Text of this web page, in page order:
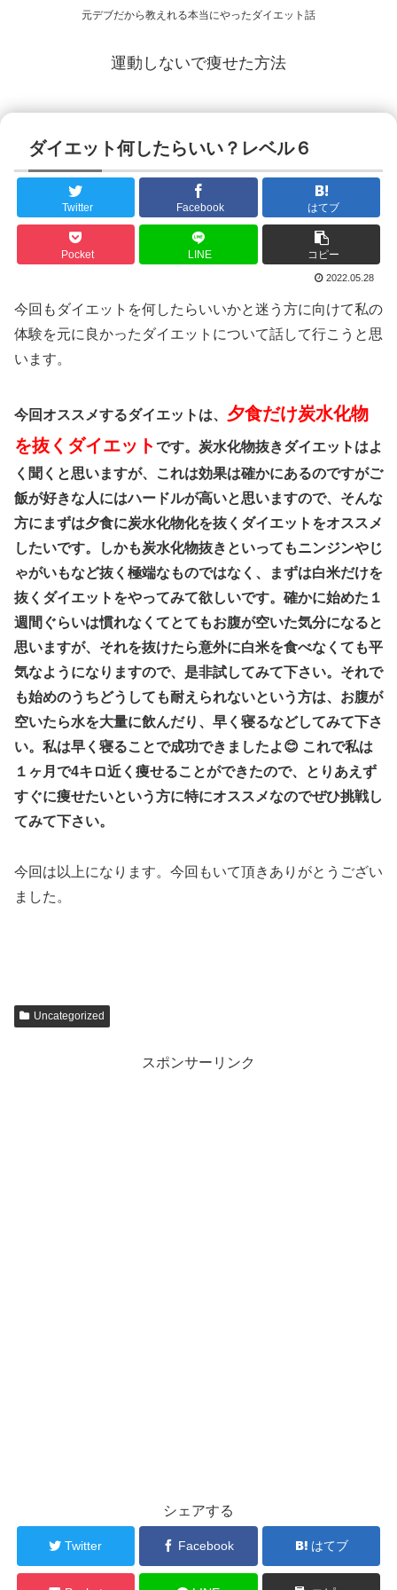
元デブだから教えれる本当にやったダイエット話
運動しないで痩せた方法
ダイエット何したらいい？レベル６
Twitter Facebook はてブ
Pocket LINE コピー
2022.05.28
今回もダイエットを何したらいいかと迷う方に向けて私の
体験を元に良かったダイエットについて話して行こうと思
います。
今回オススメするダイエットは、 夕食だけ炭水化物
を抜くダイエットです。炭水化物抜きダイエットはよ
く聞くと思いますが、これは効果は確かにあるのですがご
飯が好きな人にはハードルが高いと思いますので、そんな
方にまずは夕食に炭水化物化を抜くダイエットをオススメ
したいです。しかも炭水化物抜きといってもニンジンやじ
ゃがいもなど抜く極端なものではなく、まずは白米だけを
抜くダイエットをやってみて欲しいです。確かに始めた１
週間ぐらいは慣れなくてとてもお腹が空いた気分になると
思いますが、それを抜けたら意外に白米を食べなくても平
気なようになりますので、是非試してみて下さい。それで
も始めのうちどうしても耐えられないという方は、お腹が
空いたら水を大量に飲んだり、早く寝るなどしてみて下さ
い。私は早く寝ることで成功できましたよ😊 これで私は
１ヶ月で4キロ近く痩せることができたので、とりあえず
すぐに痩せたいという方に特にオススメなのでぜひ挑戦し
てみて下さい。
今回は以上になります。今回もいて頂きありがとうござい
ました。
Uncategorized
スポンサーリンク
シェアする
Twitter Facebook はてブ